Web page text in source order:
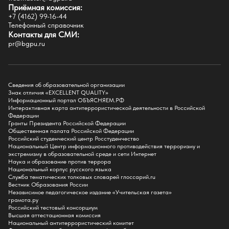
Естественно-географический факультет
Историко-филологический факультет
Факультет иностранных языков
Факультет педагогики и психологии
Факультет физической культуры и спорта
Подготовительное отделение для иностранных граждан
Поступление
Приемная комиссия
Поступай в БГПУ
Специальности и направления
Списки поступающих
Приказы о зачислении
Полезные материалы
Общежитие
Информация о целевом обучении
Обркредит в СПО
Бакалавриат
Магистратура
Аспирантура
СПО
Правила приема на Бакалавриат
Правила приема на Магистратуру
Приёмная комиссия:
+7 (4162) 99-16-44
Телефонный справочник
Контакты для СМИ:
pr@bgpu.ru
Сведения об образовательной организации
Знак отличия «EXCELLENT QUALITY»
Информационный портал ОБЪЯСНЯЕМ.РФ
Интерактивная карта антитеррористической деятельности в Российской
Федерации
Гранты Президента Российской Федерации
Общественная палата Российской Федерации
Российский студенческий центр Росстуденчество
Национальный Центр информационного противодействия терроризму и
экстремизму в образовательной среде и сети Интернет
Наука и образование против террора
Национальный корпус русского языка
Служба тематических толковых словарей глоссарий.ru
Вестник Образования России
Независимое педагогическое издание «Учительская газета»
грамота.ру
Российский тестовый консорциум
Высшая аттестационная комиссия
Национальный антитеррористический комитет